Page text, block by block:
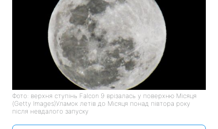
Фото: верхня ступінь Falcon 9 врізалась у поверхню Місяця
(Getty Images)Уламок летів до Місяця понад півтора року
після невдалого запуску